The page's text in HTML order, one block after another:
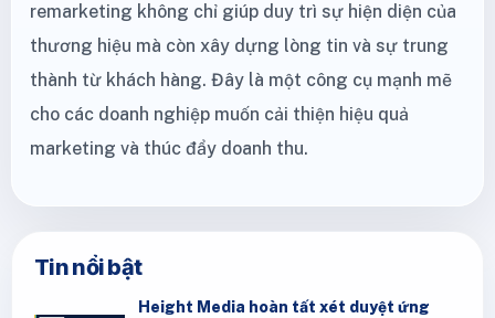
remarketing không chỉ giúp duy trì sự hiện diện của
thương hiệu mà còn xây dựng lòng tin và sự trung
thành từ khách hàng. Đây là một công cụ mạnh mẽ
cho các doanh nghiệp muốn cải thiện hiệu quả
marketing và thúc đẩy doanh thu.
Tin nổi bật
Height Media hoàn tất xét duyệt ứng